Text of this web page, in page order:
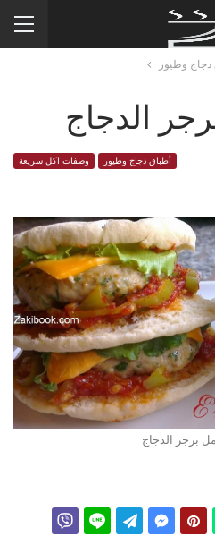
دجاج وطيور
الدجاج
أطباق دجاج وطيور وصفات اكل سريعة
برجر الدجاج